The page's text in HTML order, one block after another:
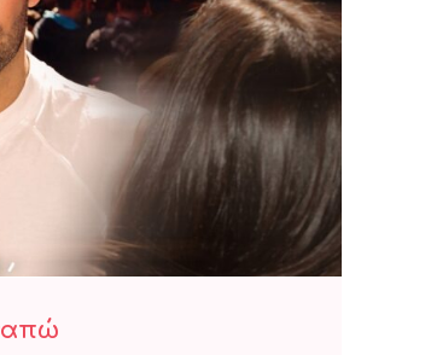
Το Σ’ αγαπώ